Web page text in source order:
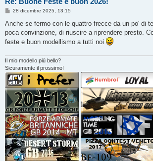
M
s
a
g
g
o
28 dicembre 2025, 13:15
Anche se fermo con le quattro frecce da un po' di
poca convinzione, di riuscire a riprendere presto.
feste e buon modellismo a tutti noi
Il mio modello più bello?
Sicuramente il prossimo!